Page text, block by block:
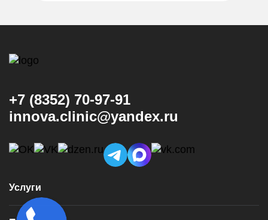
+7 (8352) 70-97-91
innova.clinic@yandex.ru
Услуги